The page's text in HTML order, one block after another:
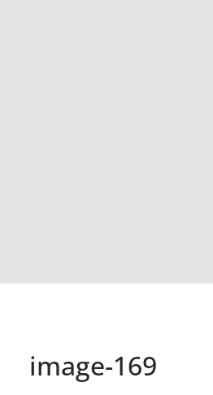
image-169